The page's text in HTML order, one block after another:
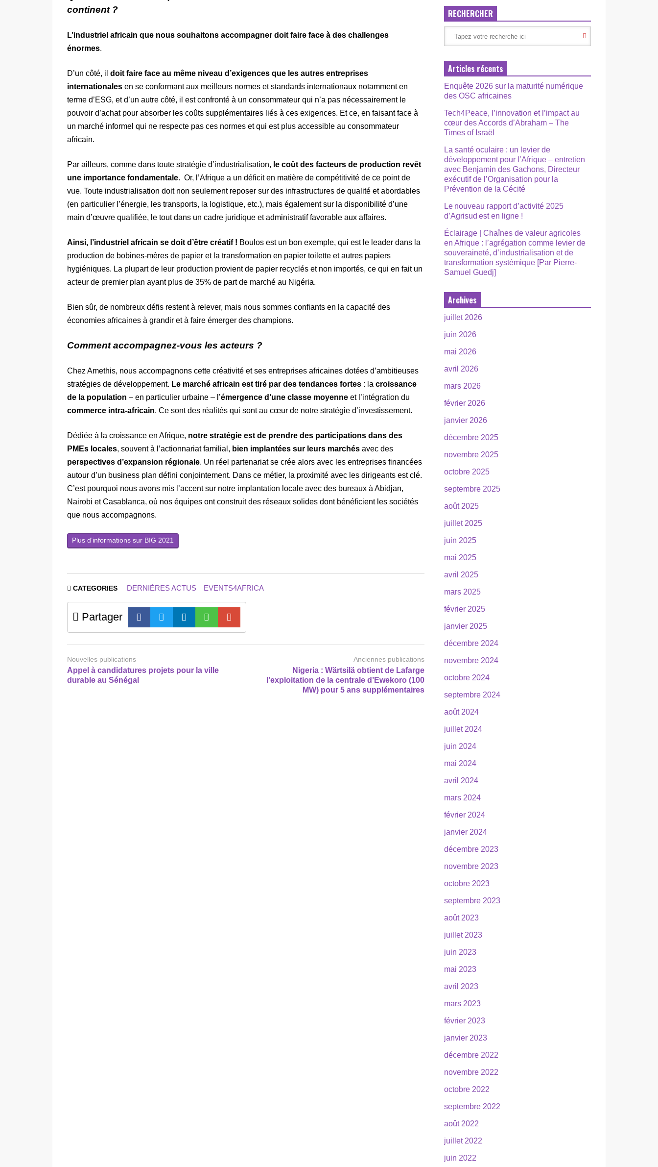
continent ?
L’industriel africain que nous souhaitons accompagner doit faire face à des challenges
énormes.
D’un côté, il doit faire face au même niveau d’exigences que les autres entreprises
internationales en se conformant aux meilleurs normes et standards internationaux notamment en
terme d’ESG, et d’un autre côté, il est confronté à un consommateur qui n’a pas nécessairement le
pouvoir d’achat pour absorber les coûts supplémentaires liés à ces exigences. Et ce, en faisant face à
un marché informel qui ne respecte pas ces normes et qui est plus accessible au consommateur
africain.
Par ailleurs, comme dans toute stratégie d’industrialisation, le coût des facteurs de production revêt
une importance fondamentale. Or, l’Afrique a un déficit en matière de compétitivité de ce point de
vue. Toute industrialisation doit non seulement reposer sur des infrastructures de qualité et abordables
(en particulier l’énergie, les transports, la logistique, etc.), mais également sur la disponibilité d’une
main d’œuvre qualifiée, le tout dans un cadre juridique et administratif favorable aux affaires.
Ainsi, l’industriel africain se doit d’être créatif ! Boulos est un bon exemple, qui est le leader dans la
production de bobines-mères de papier et la transformation en papier toilette et autres papiers
hygiéniques. La plupart de leur production provient de papier recyclés et non importés, ce qui en fait un
acteur de premier plan ayant plus de 35% de part de marché au Nigéria.
Bien sûr, de nombreux défis restent à relever, mais nous sommes confiants en la capacité des
économies africaines à grandir et à faire émerger des champions.
Comment accompagnez-vous les acteurs ?
Chez Amethis, nous accompagnons cette créativité et ses entreprises africaines dotées d’ambitieuses
stratégies de développement. Le marché africain est tiré par des tendances fortes : la croissance
de la population – en particulier urbaine – l’émergence d’une classe moyenne et l’intégration du
commerce intra-africain. Ce sont des réalités qui sont au cœur de notre stratégie d’investissement.
Dédiée à la croissance en Afrique, notre stratégie est de prendre des participations dans des
PMEs locales, souvent à l’actionnariat familial, bien implantées sur leurs marchés avec des
perspectives d’expansion régionale. Un réel partenariat se crée alors avec les entreprises financées
autour d’un business plan défini conjointement. Dans ce métier, la proximité avec les dirigeants est clé.
C’est pourquoi nous avons mis l’accent sur notre implantation locale avec des bureaux à Abidjan,
Nairobi et Casablanca, où nos équipes ont construit des réseaux solides dont bénéficient les sociétés
que nous accompagnons.
Plus d’informations sur BIG 2021
CATEGORIES DERNIÈRES ACTUS EVENTS4AFRICA
Partager
Nouvelles publications
Appel à candidatures projets pour la ville
durable au Sénégal
Anciennes publications
Nigeria : Wärtsilä obtient de Lafarge
l’exploitation de la centrale d’Ewekoro (100
MW) pour 5 ans supplémentaires
RECHERCHER
Articles récents
Enquête 2026 sur la maturité numérique
des OSC africaines
Tech4Peace, l’innovation et l’impact au
cœur des Accords d’Abraham – The
Times of Israël
La santé oculaire : un levier de
développement pour l’Afrique – entretien
avec Benjamin des Gachons, Directeur
exécutif de l’Organisation pour la
Prévention de la Cécité
Le nouveau rapport d’activité 2025
d’Agrisud est en ligne !
Éclairage | Chaînes de valeur agricoles
en Afrique : l’agrégation comme levier de
souveraineté, d’industrialisation et de
transformation systémique [Par Pierre-
Samuel Guedj]
Archives
juillet 2026
juin 2026
mai 2026
avril 2026
mars 2026
février 2026
janvier 2026
décembre 2025
novembre 2025
octobre 2025
septembre 2025
août 2025
juillet 2025
juin 2025
mai 2025
avril 2025
mars 2025
février 2025
janvier 2025
décembre 2024
novembre 2024
octobre 2024
septembre 2024
août 2024
juillet 2024
juin 2024
mai 2024
avril 2024
mars 2024
février 2024
janvier 2024
décembre 2023
novembre 2023
octobre 2023
septembre 2023
août 2023
juillet 2023
juin 2023
mai 2023
avril 2023
mars 2023
février 2023
janvier 2023
décembre 2022
novembre 2022
octobre 2022
septembre 2022
août 2022
juillet 2022
juin 2022